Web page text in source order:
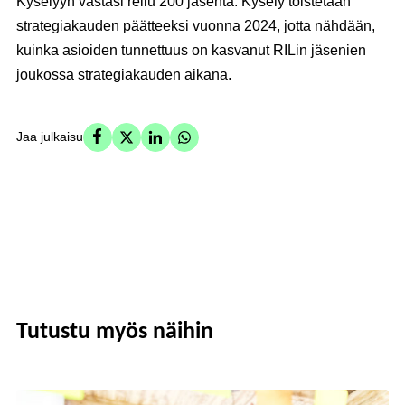
strategiakauden päätteeksi vuonna 2024, jotta nähdään,
kuinka asioiden tunnettuus on kasvanut RILin jäsenien
joukossa strategiakauden aikana.
Jaa julkaisu
Tutustu myös näihin